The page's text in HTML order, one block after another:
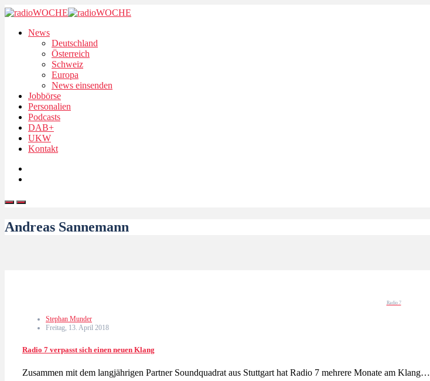
News
Deutschland
Österreich
Schweiz
Europa
News einsenden
Jobbörse
Personalien
Podcasts
DAB+
UKW
Kontakt
Andreas Sannemann
Radio 7
Stephan Munder
Freitag, 13. April 2018
Radio 7 verpasst sich einen neuen Klang
Zusammen mit dem langjährigen Partner Soundquadrat aus Stuttgart hat Radio 7 mehrere Monate am Klang…